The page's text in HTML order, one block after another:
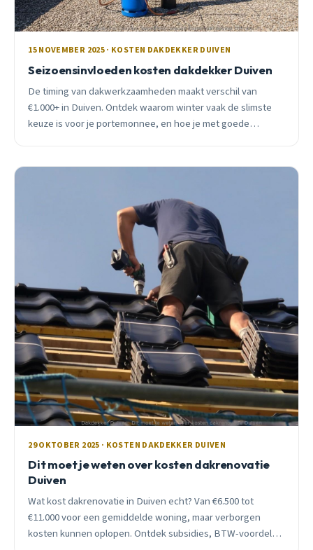
15 NOVEMBER 2025 · KOSTEN DAKDEKKER DUIVEN
Seizoensinvloeden kosten dakdekker Duiven
De timing van dakwerkzaamheden maakt verschil van
€1.000+ in Duiven. Ontdek waarom winter vaak de slimste
keuze is voor je portemonnee, en hoe je met goede
29 OKTOBER 2025 · KOSTEN DAKDEKKER DUIVEN
Dit moet je weten over kosten dakrenovatie
Duiven
Wat kost dakrenovatie in Duiven echt? Van €6.500 tot
€11.000 voor een gemiddelde woning, maar verborgen
kosten kunnen oplopen. Ontdek subsidies, BTW-voordelen